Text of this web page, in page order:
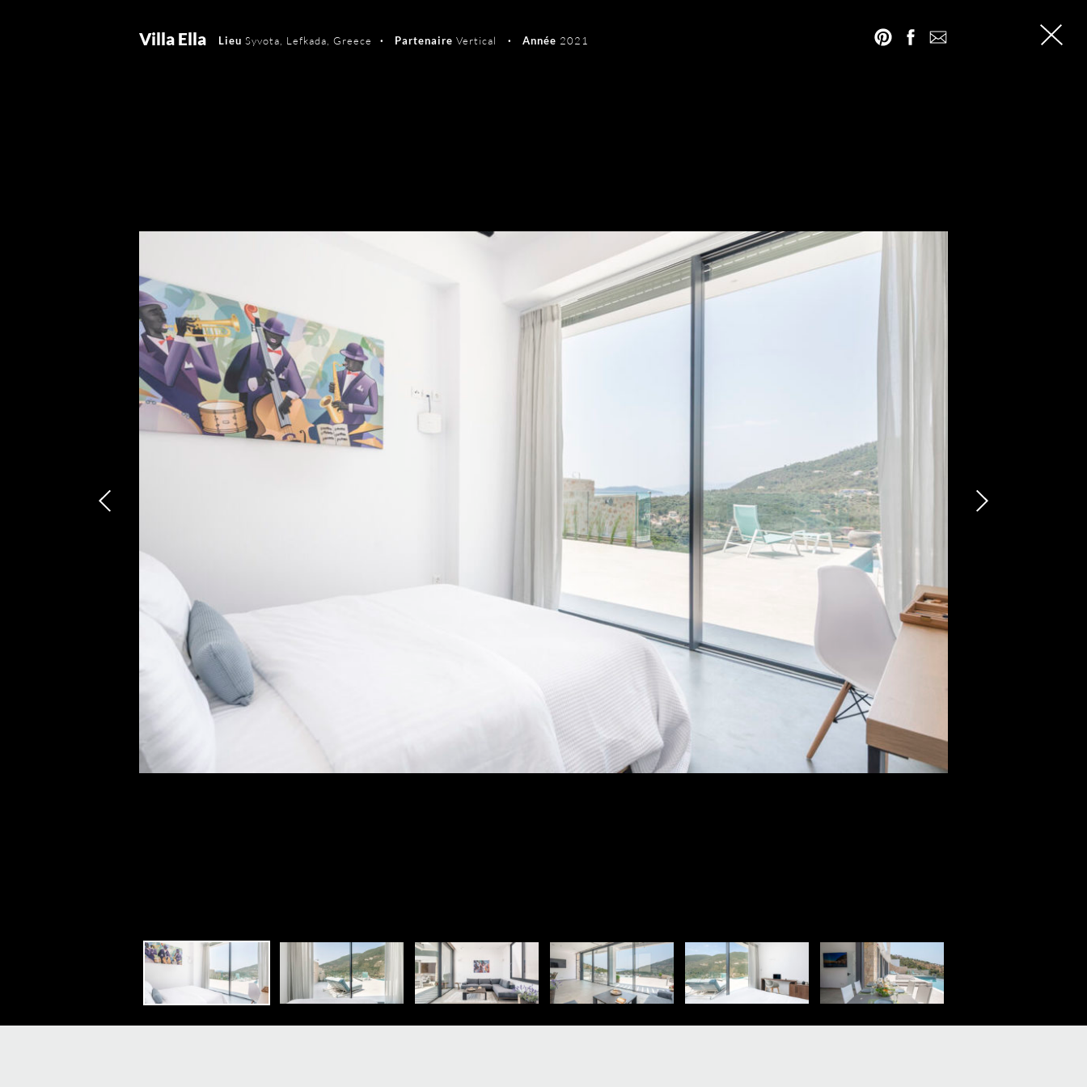
Villa Ella Lieu Syvota, Lefkada, Greece Partenaire Vertical Année 2021
Réseau international d’Orama
DEVENEZ PARTENAIRE